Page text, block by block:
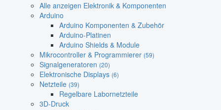
Alle anzeigen Elektronik & Komponenten
Arduino
Arduino Komponenten & Zubehör
Arduino-Platinen
Arduino Shields & Module
Mikrocontroller & Programmierer (59)
Signalgeneratoren (20)
Elektronische Displays (6)
Netzteile (39)
Regelbare Labornetzteile
3D-Druck